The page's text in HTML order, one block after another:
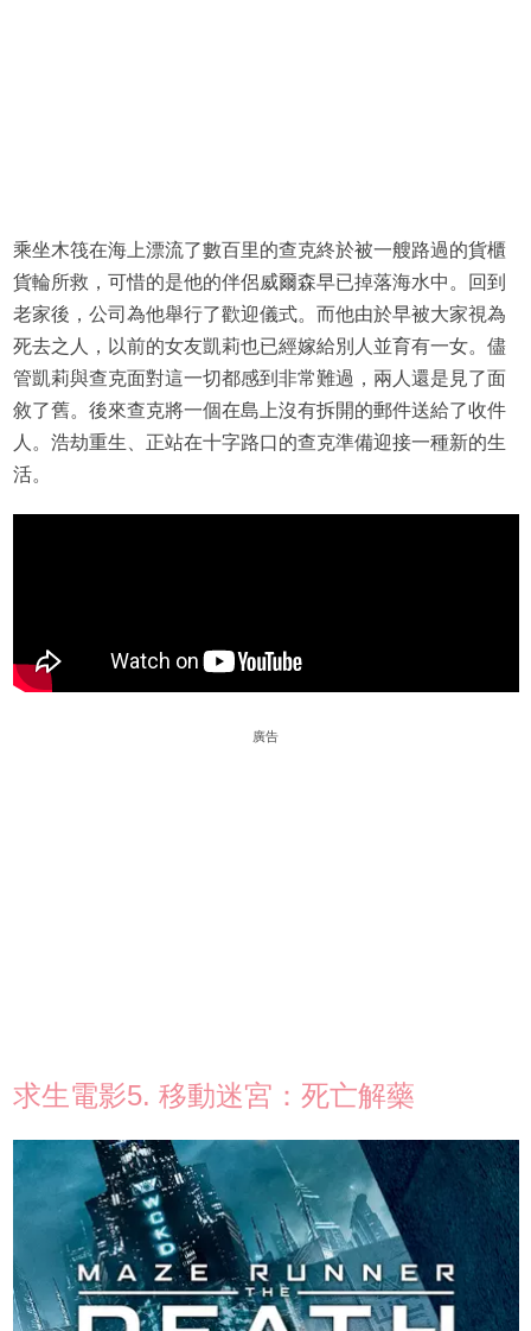
乘坐木筏在海上漂流了數百里的查克終於被一艘路過的貨櫃
貨輪所救，可惜的是他的伴侶威爾森早已掉落海水中。回到
老家後，公司為他舉行了歡迎儀式。而他由於早被大家視為
死去之人，以前的女友凱莉也已經嫁給別人並育有一女。儘
管凱莉與查克面對這一切都感到非常難過，兩人還是見了面
敘了舊。後來查克將一個在島上沒有拆開的郵件送給了收件
人。浩劫重生、正站在十字路口的查克準備迎接一種新的生
活。
廣告
求生電影5. 移動迷宮：死亡解藥